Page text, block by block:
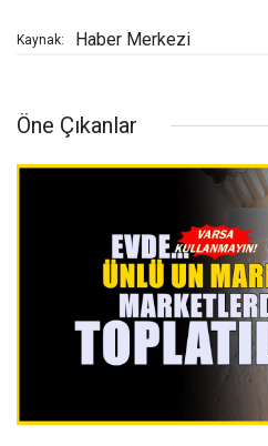
Kaynak: Haber Merkezi
Öne Çıkanlar